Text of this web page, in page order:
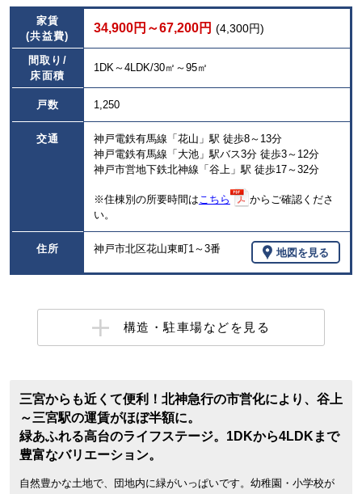
家賃
(共益費)
34,900円～67,200円 (4,300円)
間取り/
床面積
1DK～4LDK/30㎡～95㎡
戸数 1,250
交通
神戸電鉄有馬線「花山」駅 徒歩8～13分
神戸電鉄有馬線「大池」駅バス3分 徒歩3～12分
神戸市営地下鉄北神線「谷上」駅 徒歩17～32分
※住棟別の所要時間はこちら
からご確認くださ
い。
住所 神戸市北区花山東町1～3番 地図を見る
構造・駐車場などを見る
三宮からも近くて便利！北神急行の市営化により、谷上
～三宮駅の運賃がほぼ半額に。
緑あふれる高台のライフステージ。1DKから4LDKまで
豊富なバリエーション。
自然豊かな土地で、団地内に緑がいっぱいです。幼稚園・小学校が